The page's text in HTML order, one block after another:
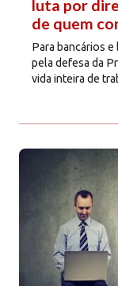
luta por
de quem
Para bancários e
pela defesa da
vida inteira de